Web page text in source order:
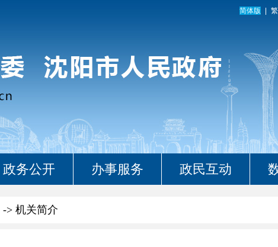
简体版
政务公开 办事服务 政民互动
-> 机关简介